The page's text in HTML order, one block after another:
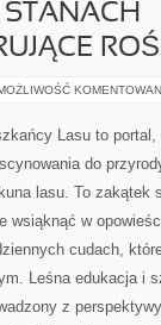
Lasu to portal,
do
lasu. To zakątek
wsiąknąć w
cudach,
Leśna edukacja i
z